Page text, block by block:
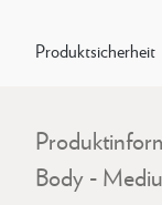
Produktsicherheit
Body -